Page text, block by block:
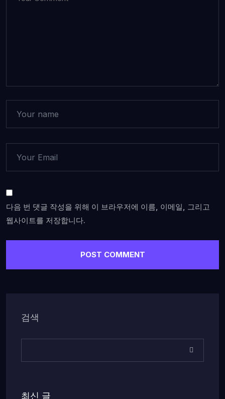
다음 번 댓글 작성을 위해 이 브라우저에 이름, 이메일, 그리고
웹사이트를 저장합니다.
검색
최신 글